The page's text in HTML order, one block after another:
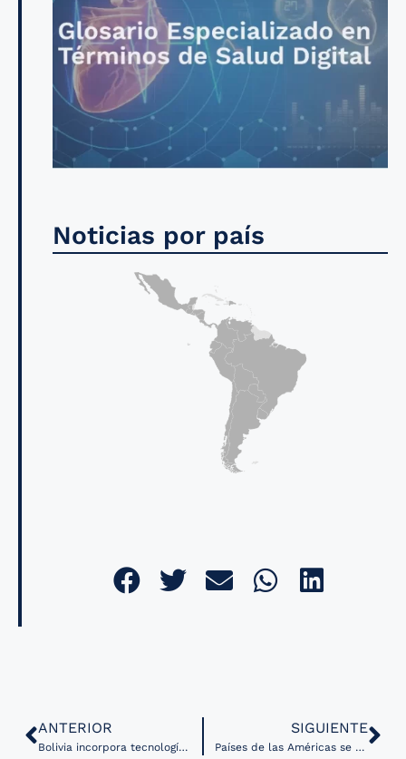
Noticias por país
ANTERIOR
Bolivia incorpora tecnología biomédica avanzada para fortalecer la teleconsulta clínica
SIGUIENTE
Países de las Américas se capacitan en IA geoespacial para mejorar la respuesta ante emergencias